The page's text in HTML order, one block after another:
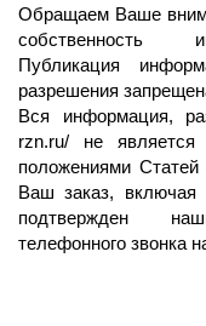
Обращаем Ваше
собственность
Публикация
разрешения
Вся информация,
rzn.ru/ не является
положениями
Ваш заказ, включая
подтвержден
телефонного звонка